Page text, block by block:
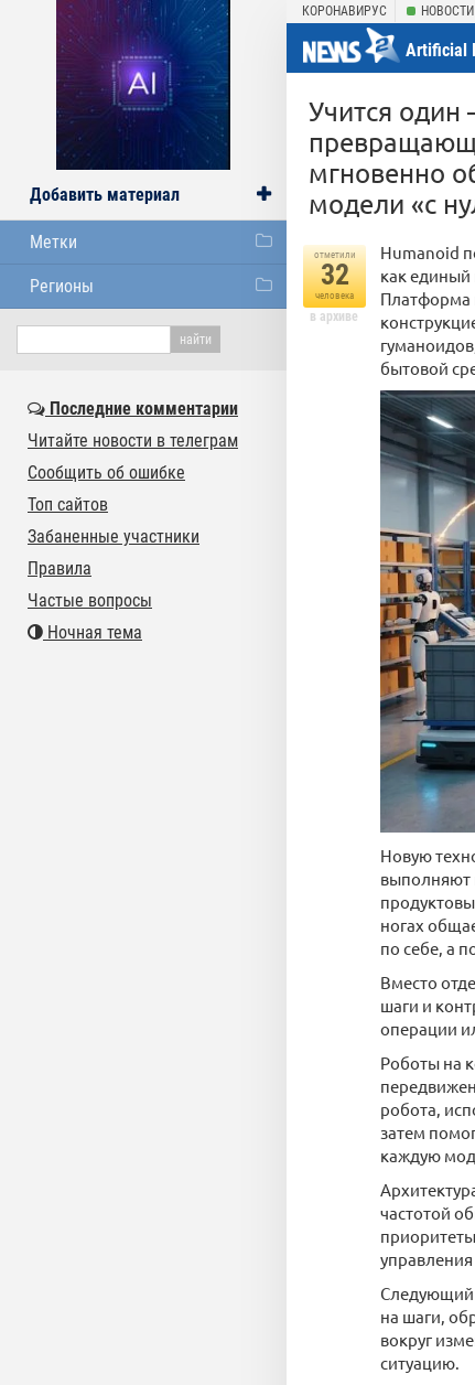
КОРОНАВИРУС НОВОСТИ
Artificial
Учится
мгновенно
модели «с
отметили
32
человека
в архиве
Humanoid
как
Платформа
бытовой
Новую
выполняют
ногах
по себе, а
Вместо
шаги и
операции
Роботы на
робота,
затем
каждую
частотой
Следующий
на шаги,
вокруг
ситуацию.
Добавить материал
Метки
Регионы
Последние комментарии
Читайте новости в телеграм
Сообщить об ошибке
Топ сайтов
Забаненные участники
Правила
Частые вопросы
Ночная тема